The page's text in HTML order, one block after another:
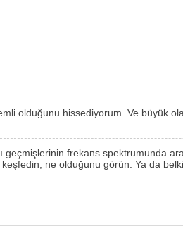
olduğunu hissediyorum. Ve büyük
frekans spektrumunda
ne olduğunu görün. Ya da